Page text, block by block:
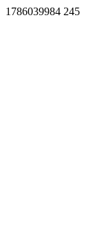
1786039984 245